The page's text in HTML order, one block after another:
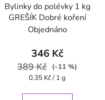
Bylinky do polévky 1 kg
GREŠÍK Dobré koření
Objednáno
346 Kč
389 Kč
(–11 %)
Měrná
0,35 Kč / 1 g